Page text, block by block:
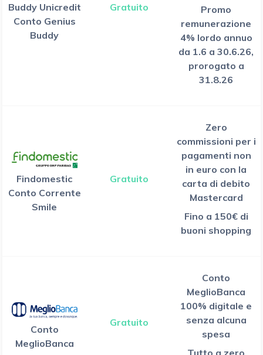
Buddy Unicredit
Conto Genius
Buddy
Gratuito
Promo
remunerazione
4% lordo annuo
da 1.6 a 30.6.26,
prorogato a
31.8.26
Findomestic
Conto Corrente
Smile
Gratuito
Zero
commissioni per i
pagamenti non
in euro con la
carta di debito
Mastercard
Fino a 150€ di
buoni shopping
Conto
MeglioBanca
Gratuito
Conto
MeglioBanca
100% digitale e
senza alcuna
spesa